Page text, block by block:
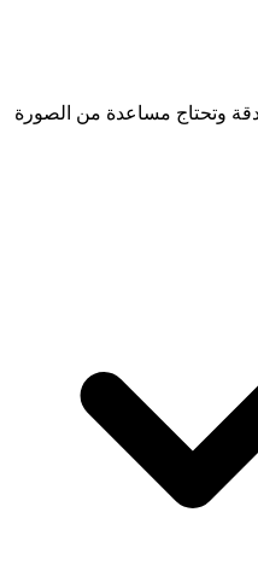
وتحتاج مساعدة من الصورة